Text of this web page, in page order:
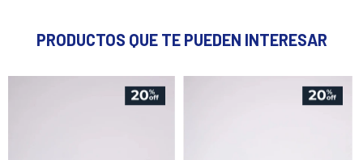
PRODUCTOS QUE TE PUEDEN INTERESAR